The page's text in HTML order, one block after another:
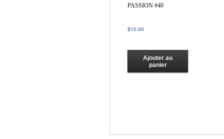
PASSION #40
$10.00
Ajouter au
panier